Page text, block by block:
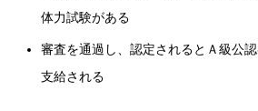
体力試験がある
審査を通過し、認定されるとＡ級公
支給される